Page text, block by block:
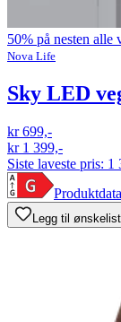
50% på nesten alle
Nova Life
Sky LED
kr 699,-
kr 1 399,-
Siste laveste pris: 1
Legg til